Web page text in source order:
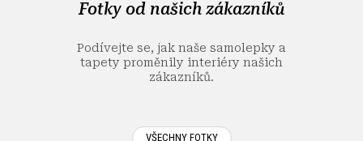
Fotky od našich zákazníků
Podívejte se, jak naše samolepky a
tapety proměnily interiéry našich
zákazníků.
VŠECHNY FOTKY